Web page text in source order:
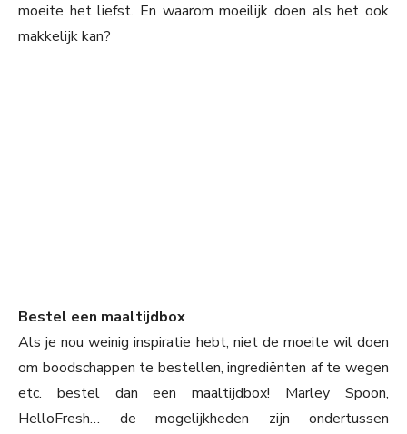
moeite het liefst. En waarom moeilijk doen als het ook
makkelijk kan?
Bestel een maaltijdbox
Als je nou weinig inspiratie hebt, niet de moeite wil doen
om boodschappen te bestellen, ingrediënten af te wegen
etc. bestel dan een maaltijdbox! Marley Spoon,
HelloFresh… de mogelijkheden zijn ondertussen